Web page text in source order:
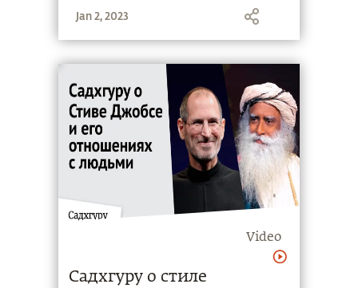
не избавиться, если вы только не
Jan 2, 2023
Video
Садхгуру о стиле